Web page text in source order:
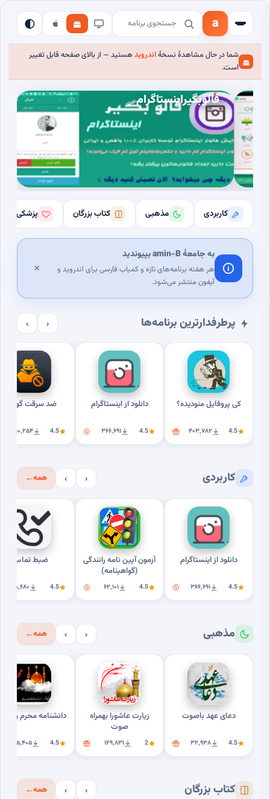
a
شما در حال مشاهدهٔ نسخهٔاندروید هستید — از بالای صفحه قابل تغییر
است.
فالوبگیراینستاگرام
کاربردی مذهبی کتاب بزرگان پزشکی
به جامعهٔ amin-B بپیوندید
هر هفته برنامه‌های تازه و کمیاب فارسی برای اندروید و
آیفون منتشر می‌شود.
×
پرطرفدارترین برنامه‌ها ‹
›
کی پروفایل منودیده؟
4.5 ۴۰۳٬۷۸۲
دانلود از اینستاگرام
4.5 ۳۶۶٬۶۹۱
ضد سرقت گوشی
4.5 ۳۱۰٬۲۵۴
کاربردی ‹
› همه←
دانلود از اینستاگرام
4.5 ۳۶۶٬۶۹۱
آزمون آیین نامه رانندگی
(گواهینامه)
4.5 ۶۲٬۱۰۱
ضبط تماس
4.5 ۸٬۶۸۰
مذهبی ‹
› همه←
دعای عهد باصوت
4.5 ۳۲٬۹۳۸
زیارت عاشورا بهمراه
صوت
2 ۱۲۹٬۸۳۱
دانشنامه محرم
4.5 ۲۵٬۴۰۵
کتاب بزرگان ‹
› همه←